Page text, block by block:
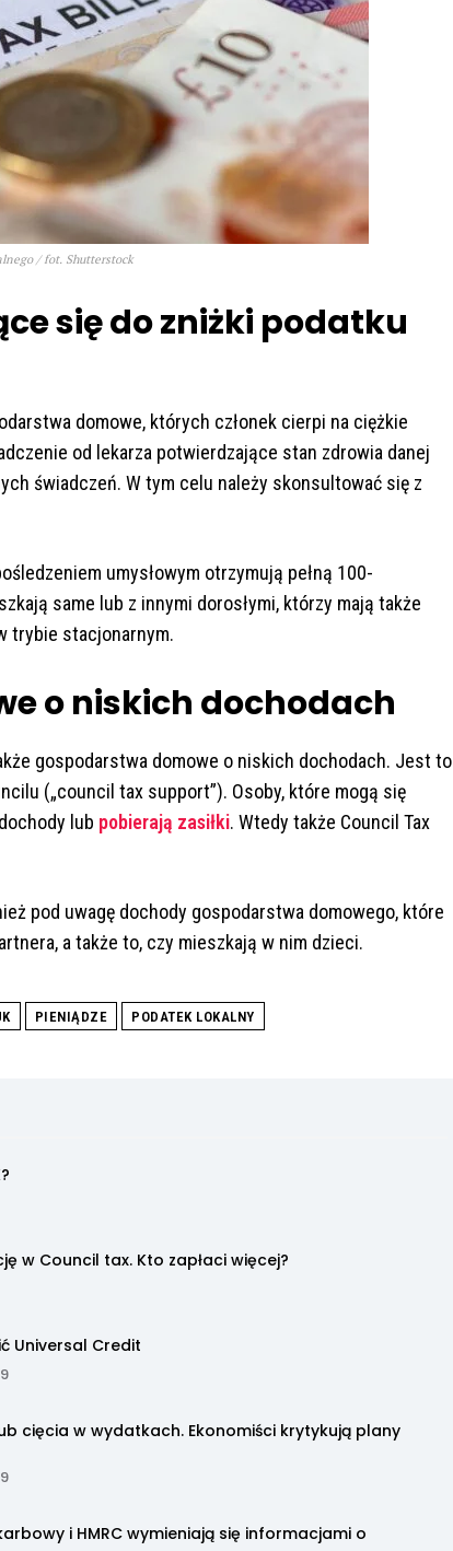
/ fot. Shutterstock
się do zniżki podatku
domowe, których członek cierpi na ciężkie
od lekarza potwierdzające stan zdrowia danej
świadczeń. W tym celu należy skonsultować się z
umysłowym otrzymują pełną 100-
same lub z innymi dorosłymi, którzy mają także
trybie stacjonarnym.
o niskich dochodach
gospodarstwa domowe o niskich dochodach. Jest to
(„council tax support”). Osoby, które mogą się
lub pobierają zasiłki. Wtedy także Council Tax
pod uwagę dochody gospodarstwa domowego, które
a także to, czy mieszkają w nim dzieci.
PIENIĄDZE PODATEK LOKALNY
w Council tax. Kto zapłaci więcej?
Universal Credit
cięcia w wydatkach. Ekonomiści krytykują plany
i HMRC wymieniają się informacjami o